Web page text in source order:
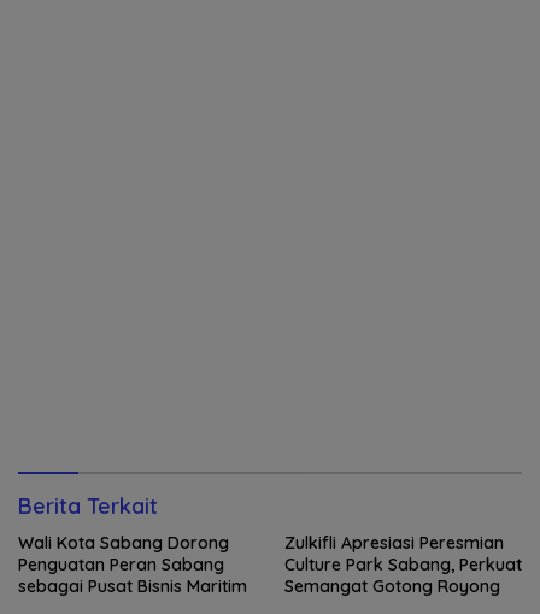
Berita Terkait
Wali Kota Sabang Dorong
Penguatan Peran Sabang
sebagai Pusat Bisnis Maritim
Zulkifli Apresiasi Peresmian
Culture Park Sabang, Perkuat
Semangat Gotong Royong